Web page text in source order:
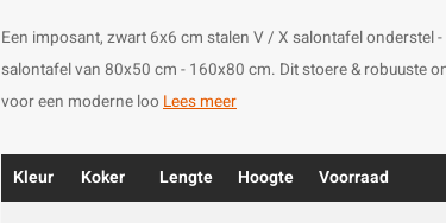
Een imposant, zwart 6x6 cm stalen V / X salontafel onderstel
salontafel van 80x50 cm - 160x80 cm. Dit stoere & robuuste
voor een moderne loo Lees meer
Kleur Koker Lengte Hoogte Voorraad